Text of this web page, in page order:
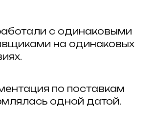
с одинаковыми
на одинаковых
по поставкам
одной датой.